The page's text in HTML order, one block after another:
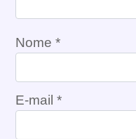
Nome *
E-mail *